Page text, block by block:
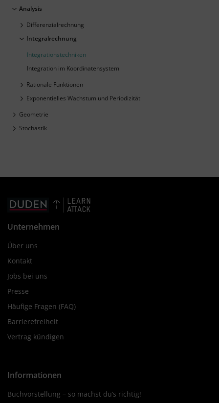
Analysis
Differenzialrechnung
Integralrechnung
Integrationstechniken
Integration im Koordinatensystem
Rationale Funktionen
Exponentielles Wachstum und Periodizität
Geometrie
Stochastik
Unternehmen
Über uns
Kontakt
Jobs bei uns
Presse
Häufige Fragen (FAQ)
Barrierefreiheit
Vertrag kündigen
Informationen
Buchvorstellung – so machst du’s richtig!